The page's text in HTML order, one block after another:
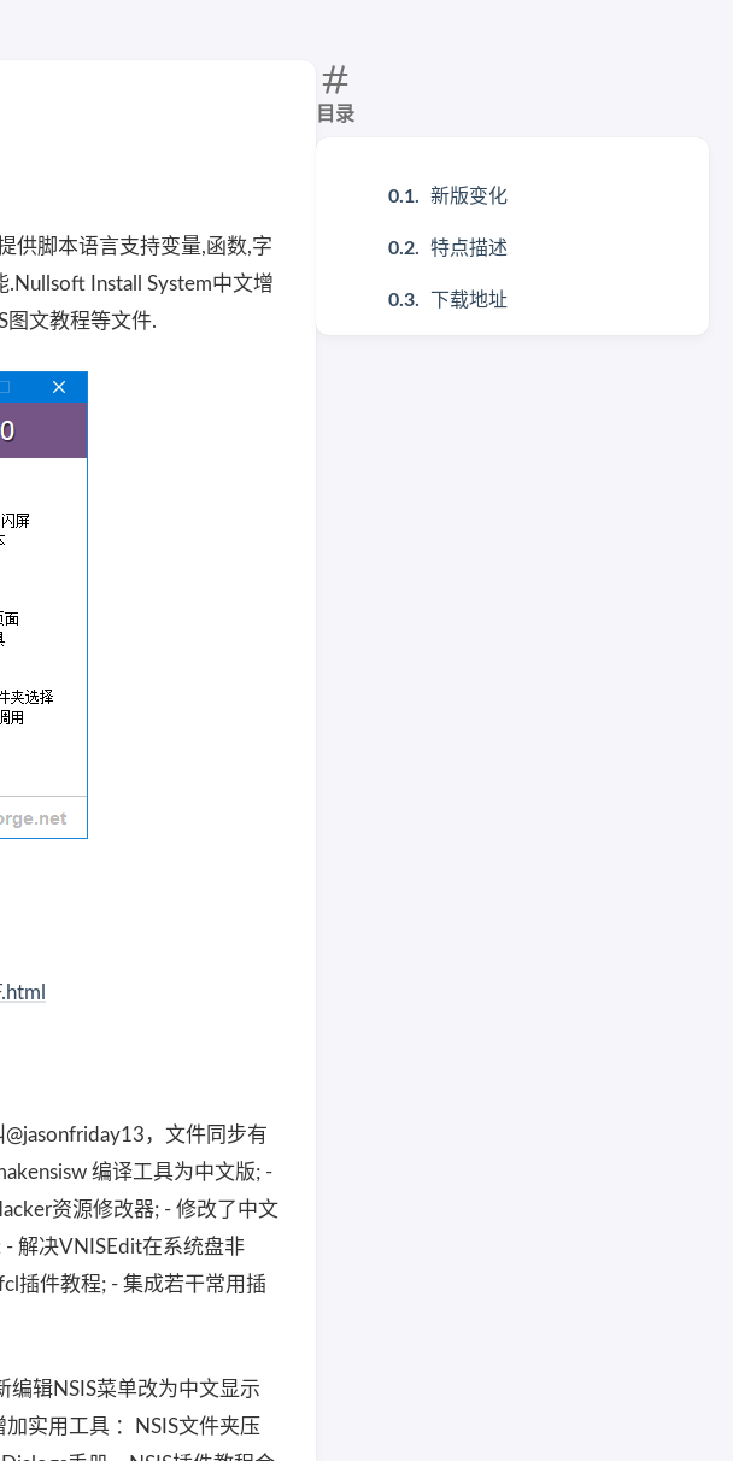
目录
新版变化
特点描述
下载地址
供脚本语言支持变量,函数,字
Install System中文增
图文教程等文件.
，文件同步有
编译工具为中文版; -
资源修改器; - 修改了中文
解决VNISEdit在系统盘非
插件教程; - 集成若干常用插
编辑NSIS菜单改为中文显示
实用工具 ：NSIS文件夹压